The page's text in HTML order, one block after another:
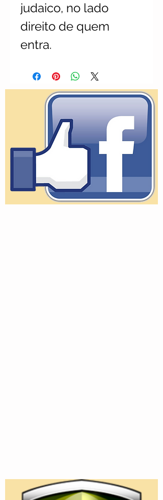
judaico, no lado
direito de quem
entra.